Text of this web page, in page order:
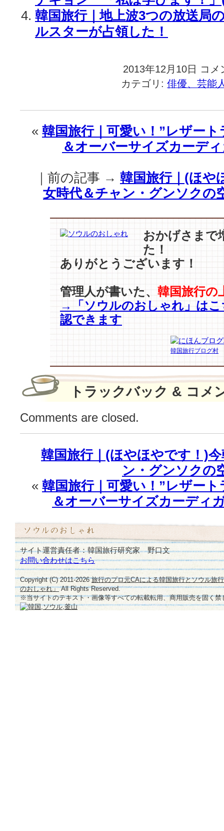
韓国旅行｜地上波3つの放送局
ルスターが占領した！
2013年12月10日
韓
国
旅
｜
テ
ギ
ョ
に、
イ・
ヨ
が
大
胆
ク
ハ
グ？！
コメ
カテゴリ: 俳優、芸能
« 韓国旅行｜可愛い！”レザー
＆オーバーサイズカーデ
｜前の記事 → 韓国旅行｜(ほや
女時代＆チャン・グンソクの
おかげさまで
た！
ありがとうございます！
管理人が書いた、 韓国旅行の
→「ソウルのおしゃれ」はこ
認できます
韓国旅行ブログ村
トラックバック & コメ
Comments are closed.
韓国旅行｜(ほやほやです！)
ン・グンソクの
« 韓国旅行｜可愛い！”レザー
＆オーバーサイズカーディ
サイト運営責任者：韓国旅行研究家 野口文
お問い合わせはこちら
Copyright (C) 2011-2026旅行のプロ元CAによる韓国旅行とソウル旅
のおしゃれ」All Rights Reserved.
※当サイトのテキスト・画像等すべての転載転用、商用販売を固く禁